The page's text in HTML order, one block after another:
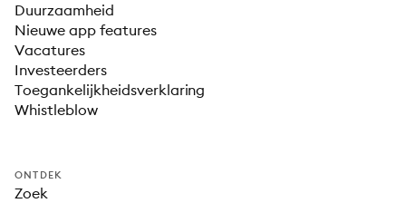
Duurzaamheid
Nieuwe app features
Vacatures
Investeerders
Toegankelijkheidsverklaring
Whistleblow
ONTDEK
Zoek